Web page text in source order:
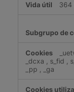
364
_dcxa , s_fid ,
_pp , _ga